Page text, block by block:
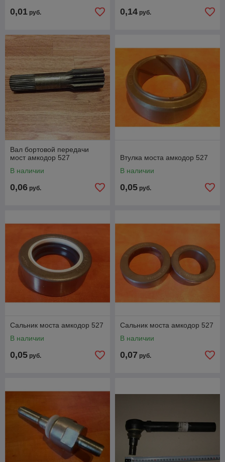
0,01 руб. 0,14 руб.
Вал бортовой передачи
мост амкодор 527
В наличии
0,06 руб.
Втулка моста амкодор 527
В наличии
0,05 руб.
Сальник моста амкодор 527
В наличии
0,05 руб.
Сальник моста амкодор 527
В наличии
0,07 руб.